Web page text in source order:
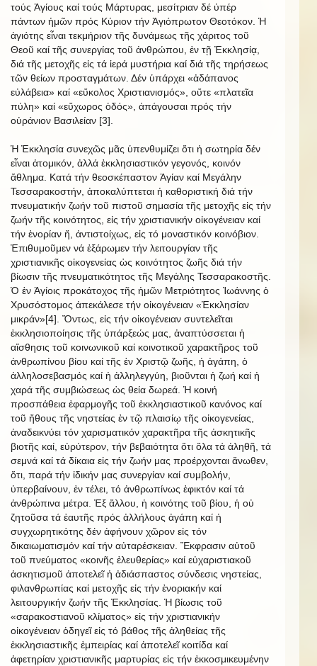
τούς Ἁγίους καί τούς Μάρτυρας, μεσίτριαν δέ ὑπέρ
πάντων ἡμῶν πρός Κύριον τήν Ἁγιόπρωτον Θεοτόκον. Ἡ
ἁγιότης εἶναι τεκμήριον τῆς δυνάμεως τῆς χάριτος τοῦ
Θεοῦ καί τῆς συνεργίας τοῦ ἀνθρώπου, ἐν τῇ Ἐκκλησίᾳ,
διά τῆς μετοχῆς εἰς τά ἱερά μυστήρια καί διά τῆς τηρήσεως
τῶν θείων προσταγμάτων. Δέν ὑπάρχει «ἀδάπανος
εὐλάβεια» καί «εὔκολος Χριστιανισμός», οὔτε «πλατεῖα
πύλη» καί «εὔχωρος ὁδός», ἀπάγουσαι πρός τήν
οὐράνιον Βασιλείαν [3].
Ἡ Ἐκκλησία συνεχῶς μᾶς ὑπενθυμίζει ὅτι ἡ σωτηρία δέν
εἶναι ἀτομικόν, ἀλλά ἐκκλησιαστικόν γεγονός, κοινόν
ἄθλημα. Κατά τήν θεοσκέπαστον Ἁγίαν καί Μεγάλην
Τεσσαρακοστήν, ἀποκαλύπτεται ἡ καθοριστική διά τήν
πνευματικήν ζωήν τοῦ πιστοῦ σημασία τῆς μετοχῆς εἰς τήν
ζωήν τῆς κοινότητος, εἰς τήν χριστιανικήν οἰκογένειαν καί
τήν ἐνορίαν ἤ, ἀντιστοίχως, εἰς τό μοναστικόν κοινόβιον.
Ἐπιθυμοῦμεν νά ἐξάρωμεν τήν λειτουργίαν τῆς
χριστιανικῆς οἰκογενείας ὡς κοινότητος ζωῆς διά τήν
βίωσιν τῆς πνευματικότητος τῆς Μεγάλης Τεσσαρακοστῆς.
Ὁ ἐν Ἁγίοις προκάτοχος τῆς ἡμῶν Μετριότητος Ἰωάννης ὁ
Χρυσόστομος ἀπεκάλεσε τήν οἰκογένειαν «Ἐκκλησίαν
μικράν»[4]. Ὄντως, εἰς τήν οἰκογένειαν συντελεῖται
ἐκκλησιοποίησις τῆς ὑπάρξεώς μας, ἀναπτύσσεται ἡ
αἴσθησις τοῦ κοινωνικοῦ καί κοινοτικοῦ χαρακτῆρος τοῦ
ἀνθρωπίνου βίου καί τῆς ἐν Χριστῷ ζωῆς, ἡ ἀγάπη, ὁ
ἀλληλοσεβασμός καί ἡ ἀλληλεγγύη, βιοῦνται ἡ ζωή καί ἡ
χαρά τῆς συμβιώσεως ὡς θεία δωρεά. Ἡ κοινή
προσπάθεια ἐφαρμογῆς τοῦ ἐκκλησιαστικοῦ κανόνος καί
τοῦ ἤθους τῆς νηστείας ἐν τῷ πλαισίῳ τῆς οἰκογενείας,
ἀναδεικνύει τόν χαρισματικόν χαρακτῆρα τῆς ἀσκητικῆς
βιοτῆς καί, εὐρύτερον, τήν βεβαιότητα ὅτι ὅλα τά ἀληθῆ, τά
σεμνά καί τά δίκαια εἰς τήν ζωήν μας προέρχονται ἄνωθεν,
ὅτι, παρά τήν ἰδικήν μας συνεργίαν καί συμβολήν,
ὑπερβαίνουν, ἐν τέλει, τό ἀνθρωπίνως ἐφικτόν καί τά
ἀνθρώπινα μέτρα. Ἐξ ἄλλου, ἡ κοινότης τοῦ βίου, ἡ οὐ
ζητοῦσα τά ἑαυτῆς πρός ἀλλήλους ἀγάπη καί ἡ
συγχωρητικότης δέν ἀφήνουν χῶρον εἰς τόν
δικαιωματισμόν καί τήν αὐταρέσκειαν. Ἔκφρασιν αὐτοῦ
τοῦ πνεύματος «κοινῆς ἐλευθερίας» καί εὐχαριστιακοῦ
ἀσκητισμοῦ ἀποτελεῖ ἡ ἀδιάσπαστος σύνδεσις νηστείας,
φιλανθρωπίας καί μετοχῆς εἰς τήν ἐνοριακήν καί
λειτουργικήν ζωήν τῆς Ἐκκλησίας. Ἡ βίωσις τοῦ
«σαρακοστιανοῦ κλίματος» εἰς τήν χριστιανικήν
οἰκογένειαν ὁδηγεῖ εἰς τό βάθος τῆς ἀληθείας τῆς
ἐκκλησιαστικῆς ἐμπειρίας καί ἀποτελεῖ κοιτίδα καί
ἀφετηρίαν χριστιανικῆς μαρτυρίας εἰς τήν ἐκκοσμικευμένην